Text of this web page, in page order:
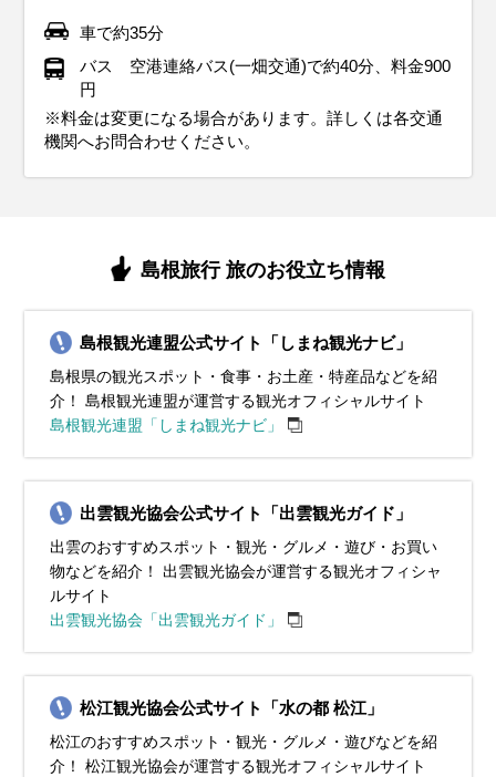
車で約35分
バス 空港連絡バス(一畑交通)で約40分、料金900
円
※料金は変更になる場合があります。詳しくは各交通
機関へお問合わせください。
島根旅行 旅のお役立ち情報
島根観光連盟公式サイト「しまね観光ナビ」
島根県の観光スポット・食事・お土産・特産品などを紹
介！ 島根観光連盟が運営する観光オフィシャルサイト
島根観光連盟「しまね観光ナビ」
出雲観光協会公式サイト「出雲観光ガイド」
出雲のおすすめスポット・観光・グルメ・遊び・お買い
物などを紹介！ 出雲観光協会が運営する観光オフィシャ
ルサイト
出雲観光協会「出雲観光ガイド」
松江観光協会公式サイト「水の都 松江」
松江のおすすめスポット・観光・グルメ・遊びなどを紹
介！ 松江観光協会が運営する観光オフィシャルサイト